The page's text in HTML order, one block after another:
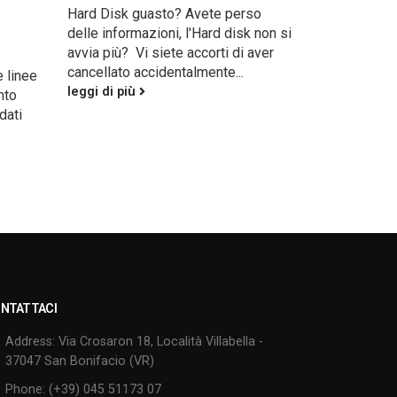
linee
Hard Disk guasto? Avete perso
delle informazioni, l'Hard disk non si
avvia più? Vi siete accorti di aver
cancellato accidentalmente...
leggi di più
Address: Via Crosaron 18, Località Villabella -
37047 San Bonifacio (VR)
Phone: (+39) 045 51173 07